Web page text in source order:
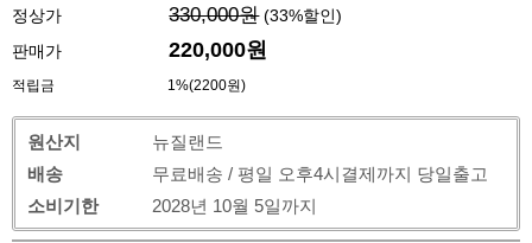
정상가 330,000원 (33%할인)
판매가
220,000원
적립금 1%(2200원)
원산지
뉴질랜드
배송
무료배송 / 평일 오후4시결제까지 당일출고
소비기한
2028년 10월 5일까지